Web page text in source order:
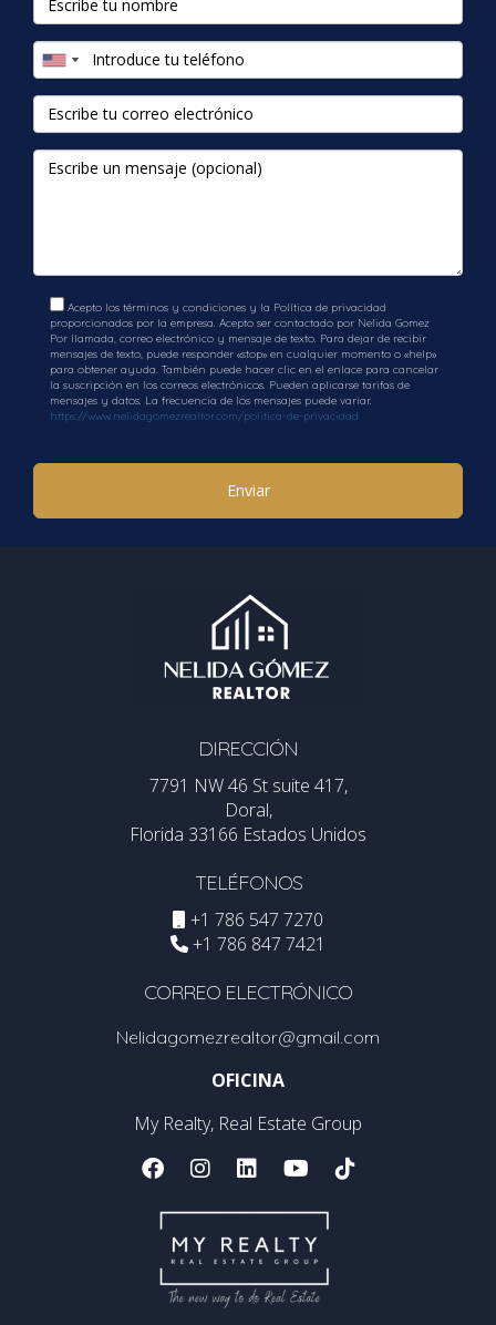
Acepto los términos y condiciones y la Política de privacidad
proporcionados por la empresa. Acepto ser contactado por Nelida Gomez
Por llamada, correo electrónico y mensaje de texto. Para dejar de recibir
mensajes de texto, puede responder «stop» en cualquier momento o «help»
para obtener ayuda. También puede hacer clic en el enlace para cancelar
la suscripción en los correos electrónicos. Pueden aplicarse tarifas de
mensajes y datos. La frecuencia de los mensajes puede variar.
https://www.nelidagomezrealtor.com/politica-de-privacidad
Enviar
DIRECCIÓN
7791 NW 46 St suite 417,
Doral,
Florida 33166 Estados Unidos
TELÉFONOS
+1 786 547 7270
+1 786 847 7421
CORREO ELECTRÓNICO
Nelidagomezrealtor@gmail.com
OFICINA
My Realty, Real Estate Group